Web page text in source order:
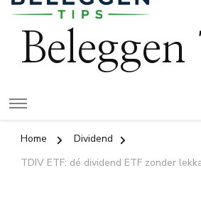
Home
Dividend
TDIV ETF: dé dividend ETF zonder